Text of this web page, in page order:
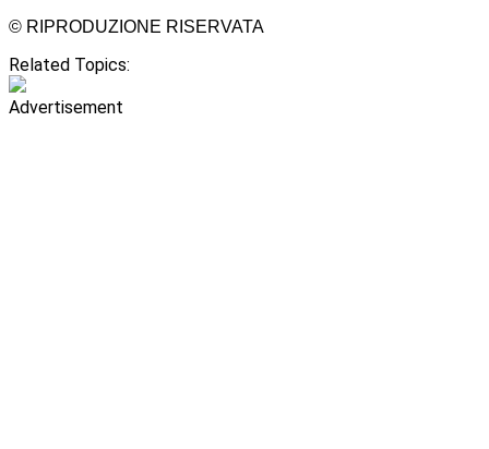
© RIPRODUZIONE RISERVATA
Related Topics:
Advertisement